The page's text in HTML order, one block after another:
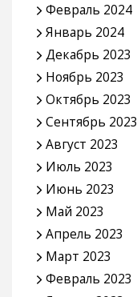
Февраль 2024
Январь 2024
Декабрь 2023
Ноябрь 2023
Октябрь 2023
Сентябрь 2023
Август 2023
Июль 2023
Июнь 2023
Май 2023
Апрель 2023
Март 2023
Февраль 2023